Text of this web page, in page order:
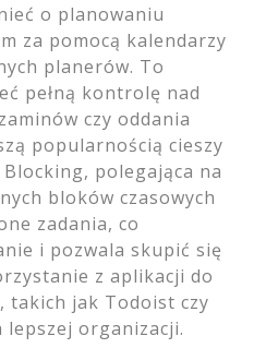
o planowaniu
za pomocą kalendarzy
planerów. To
pełną kontrolę nad
czy oddania
popularnością cieszy
polegająca na
bloków czasowych
zadania, co
i pozwala skupić się
z aplikacji do
takich jak Todoist czy
organizacji.